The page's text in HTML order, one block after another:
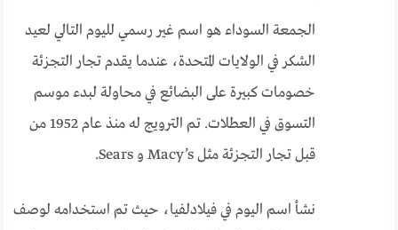
الجمعة السوداء هو اسم غير رسمي لليوم التالي لعيد
الشكر في الولايات المتحدة، عندما يقدم تجار التجزئة
خصومات كبيرة على البضائع في محاولة لبدء موسم
التسوق في العطلات. تم الترويج له منذ عام 1952 من
قبل تجار التجزئة مثل Macy’s و Sears.
نشأ اسم اليوم في فيلادلفيا، حيث تم استخدامه لوصف